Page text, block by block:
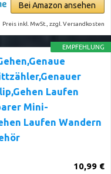
Bei Amazon ansehen
Preis inkl. MwSt., zzgl. Versandkosten
EMPFEHLUNG
Laufen
Mini-
Laufen Wandern
10,99 €